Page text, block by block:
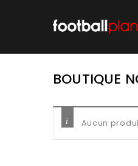
BOUTIQUE
Aucun